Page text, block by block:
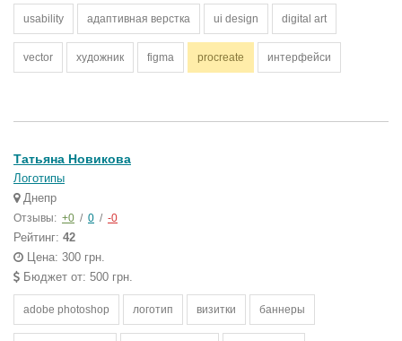
usability адаптивная верстка ui design digital art
vector художник figma procreate интерфейси
Татьяна Новикова
Логотипы
Днепр
Отзывы: +0 / 0 / -0
Рейтинг: 42
Цена: 300 грн.
Бюджет от: 500 грн.
adobe photoshop логотип визитки баннеры